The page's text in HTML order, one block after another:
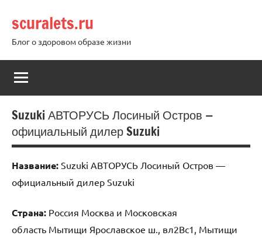
содержимому
scuralets.ru
Блог о здоровом образе жизни
Suzuki АВТОРУСЬ Лосиный Остров —
официальный дилер Suzuki
Название: Suzuki АВТОРУСЬ Лосиный Остров —
официальный дилер Suzuki
Страна: Россия Москва и Московская
область Мытищи Ярославское ш., вл2Вс1, Мытищи